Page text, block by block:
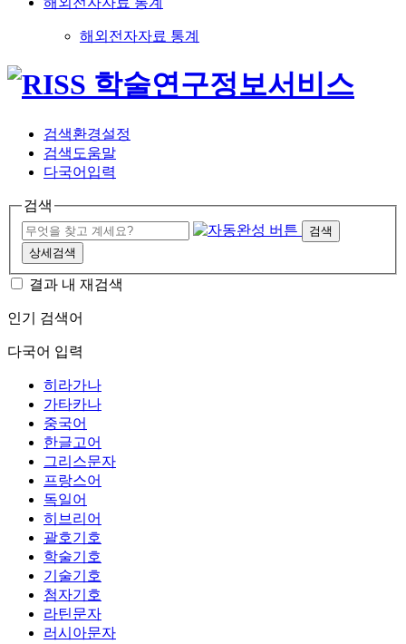
해외전자자료 통계
검색환경설정
검색도움말
다국어입력
검색
검색
상세검색
결과 내 재검색
인기 검색어
다국어 입력
히라가나
가타카나
중국어
한글고어
그리스문자
프랑스어
독일어
히브리어
괄호기호
학술기호
기술기호
첨자기호
라틴문자
러시아문자